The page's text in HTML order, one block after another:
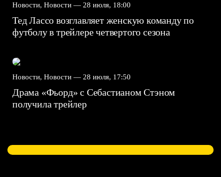
Новости, Новости — 28 июля, 18:00
Тед Лассо возглавляет женскую команду по
футболу в трейлере четвертого сезона
Новости, Новости — 28 июля, 17:50
Драма «Фьорд» с Себастианом Стэном
получила трейлер